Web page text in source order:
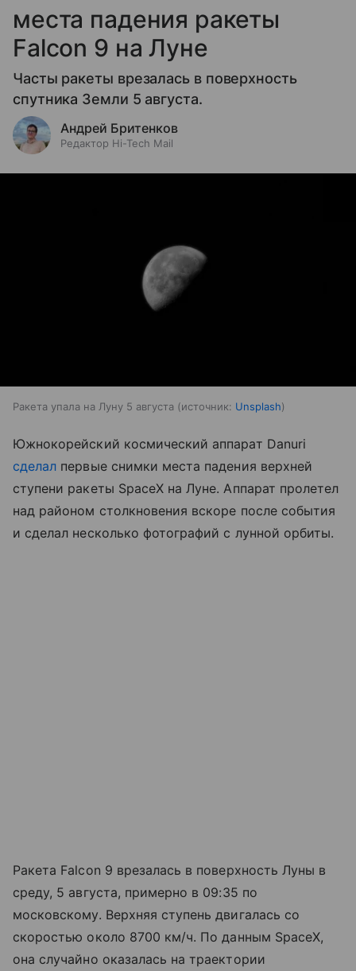
места падения ракеты
Falcon 9 на Луне
Часты ракеты врезалась в поверхность
спутника Земли 5 августа.
Андрей Бритенков
Редактор Hi-Tech Mail
Ракета упала на Луну 5 августа источник: Unsplash
Южнокорейский космический аппарат Danuri
сделал первые снимки места падения верхней
ступени ракеты SpaceX на Луне. Аппарат пролетел
над районом столкновения вскоре после события
и сделал несколько фотографий с лунной орбиты.
Ракета Falcon 9 врезалась в поверхность Луны в
среду, 5 августа, примерно в 09:35 по
московскому. Верхняя ступень двигалась со
скоростью около 8700 км/ч. По данным SpaceX,
она случайно оказалась на траектории